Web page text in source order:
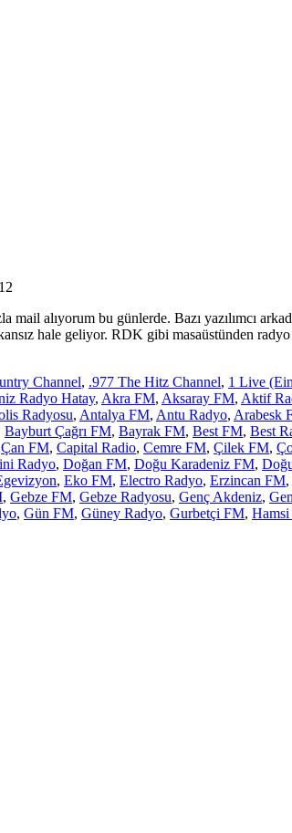
alıyorum bu günlerde. Bazı yazılımcı
hale geliyor. RDK gibi masaüstünden
Channel, .977 The Hitz Channel, 1 Live
Radyo Hatay, Akra FM, Aksaray FM, Aktif
Radyosu, Antalya FM, Antu Radyo, Arabesk
Bayburt Çağrı FM, Bayrak FM, Best FM, Best
Çan FM, Capital Radio, Cemre FM, Çilek FM,
Radyo, Doğan FM, Doğu Karadeniz FM,
, Eko FM, Electro Radyo, Erzincan FM,
, Gebze FM, Gebze Radyosu, Genç Akdeniz,
, Gün FM, Güney Radyo, Gurbetçi FM,